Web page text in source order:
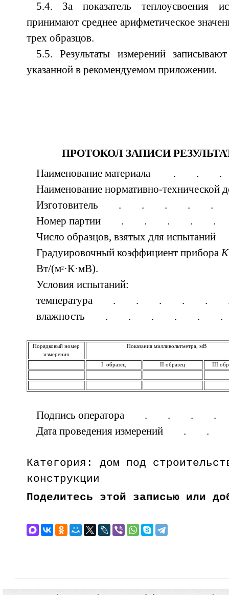
5.4. За показатель теплоусвоения
принимают среднее арифметическое
трех образцов.
5.5. Результаты измерений
указанной в рекомендуемом приложении.
ПРОТОКОЛ ЗАПИСИ
Наименование материала
Наименование нормативно-
Изготовитель . . . . .
Номер партии . . . . .
Число образцов, взятых для
Градуировочный коэффициент прибора К
Вт/(м2·К·мВ).
Условия испытаний:
температура . . . .
влажность . . . . .
Порядковый номер
измерения
Показания милливольтметра, мВ
I образец II образец III
Подпись оператора . .
Дата проведения
Категория: дом под
конструкции
Поделитесь этой записью или